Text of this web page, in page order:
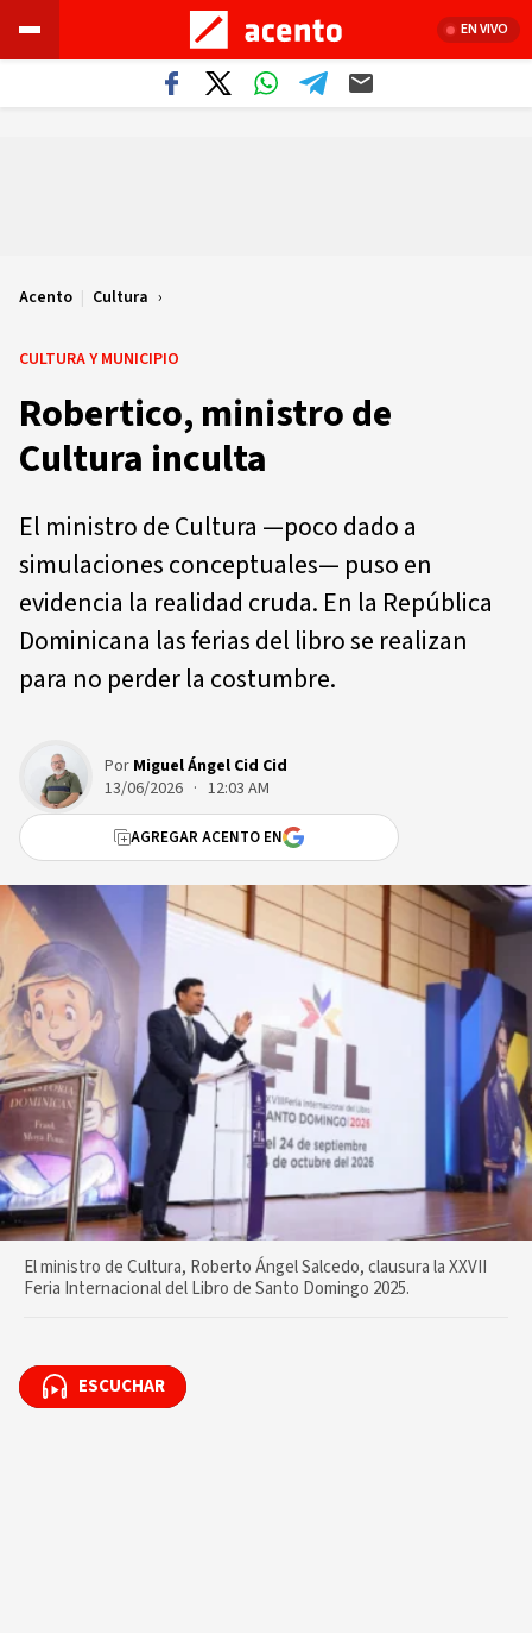
EN VIVO
Acento | Cultura
CULTURA Y MUNICIPIO
Robertico, ministro de
Cultura inculta
El ministro de Cultura —poco dado a
simulaciones conceptuales— puso en
evidencia la realidad cruda. En la República
Dominicana las ferias del libro se realizan
para no perder la costumbre.
Por Miguel Ángel Cid Cid
13/06/2026 · 12:03 AM
AGREGAR ACENTO EN
El ministro de Cultura, Roberto Ángel Salcedo, clausura la XXVII
Feria Internacional del Libro de Santo Domingo 2025.
ESCUCHAR
ESCUCHAR